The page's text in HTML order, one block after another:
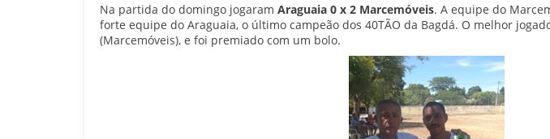
Na partida do domingo jogaram Araguaia 0 x 2 Marcemóveis. A equipe do
forte equipe do Araguaia, o último campeão dos 40TÃO da Bagdá. O melhor
(Marcemóveis), e foi premiado com um bolo.